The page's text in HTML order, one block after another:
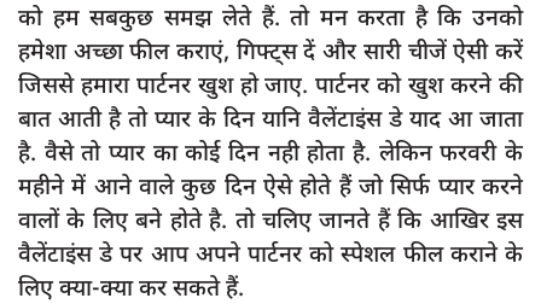
प्रशासनिक
दुर्घटना
editors-pick
other
Login
Register
को हम सबकुछ समझ लेते हैं. तो मन करता है कि उनको
हमेशा अच्छा फील कराएं, गिफ्ट्स दें और सारी चीजें ऐसी करें
जिससे हमारा पार्टनर खुश हो जाए. पार्टनर को खुश करने की
बात आती है तो प्यार के दिन यानि वैलेंटाइंस डे याद आ जाता
है. वैसे तो प्यार का कोई दिन नही होता है. लेकिन फरवरी के
महीने में आने वाले कुछ दिन ऐसे होते हैं जो सिर्फ प्यार करने
वालों के लिए बने होते है. तो चलिए जानते हैं कि आखिर इस
वैलेंटाइंस डे पर आप अपने पार्टनर को स्पेशल फील कराने के
लिए क्या-क्या कर सकते हैं.